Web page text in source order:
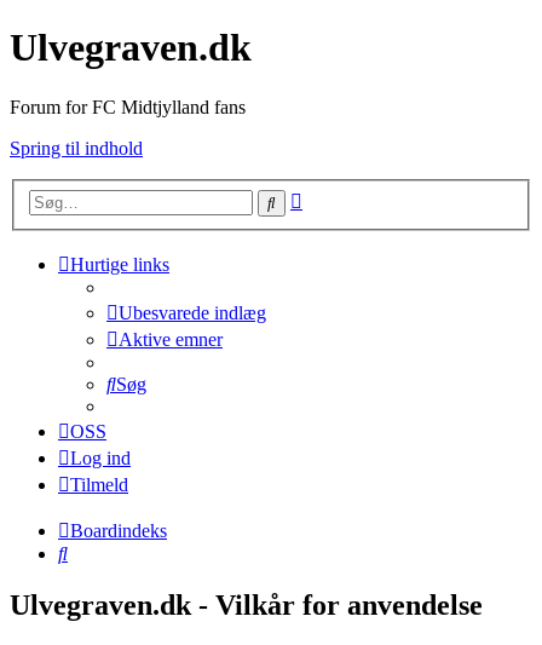
Ulvegraven.dk
Forum for FC Midtjylland fans
Spring til indhold
Søg
Hurtige links
Ubesvarede indlæg
Aktive emner
Søg
OSS
Log ind
Tilmeld
Boardindeks
Søg
Ulvegraven.dk - Vilkår for anvendelse